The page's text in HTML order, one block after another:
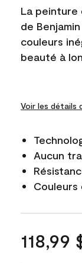
La peinture
de
couleurs
beauté à
Voir les détails
Aucun
Couleurs
118,99